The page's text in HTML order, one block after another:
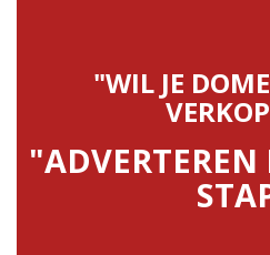
"WIL JE
"ADVERTEREN